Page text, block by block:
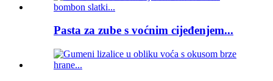
Pasta za zube s voćnim cijeđenjem...